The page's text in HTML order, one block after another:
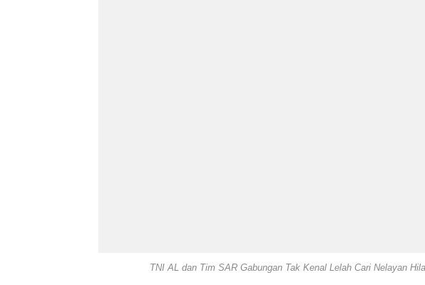
TNI AL dan Tim SAR Gabungan Tak Kenal Lelah Cari Nelayan